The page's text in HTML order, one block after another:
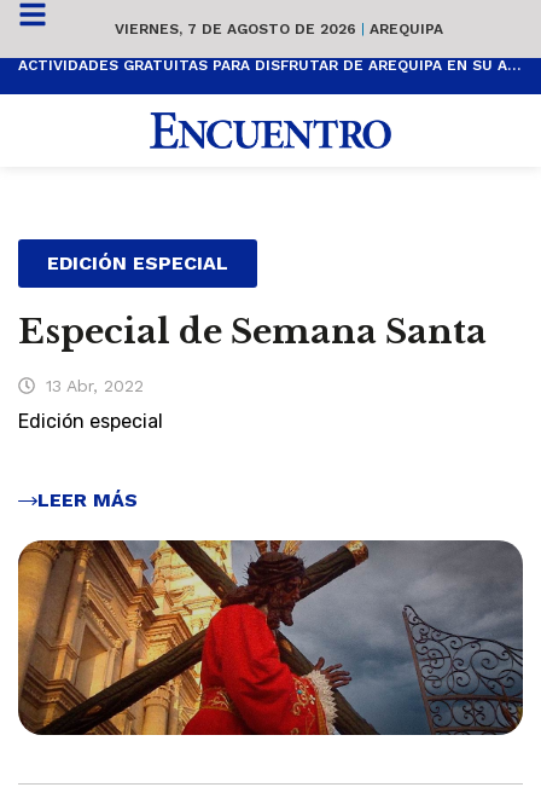
VIERNES, 7 DE AGOSTO DE 2026 | AREQUIPA
ACTIVIDADES GRATUITAS PARA DISFRUTAR DE AREQUIPA EN SU ANIVERSARIO
EDICIÓN ESPECIAL
Especial de Semana Santa
13 Abr, 2022
Edición especial
LEER MÁS